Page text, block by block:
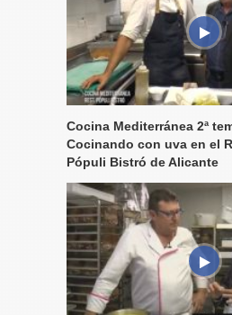
Cocina Mediterránea 2ª
Cocinando con uva en el
Pópuli Bistró de Alicante